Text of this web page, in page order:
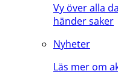
Vy över alla
händer saker
Nyheter
Läs mer om